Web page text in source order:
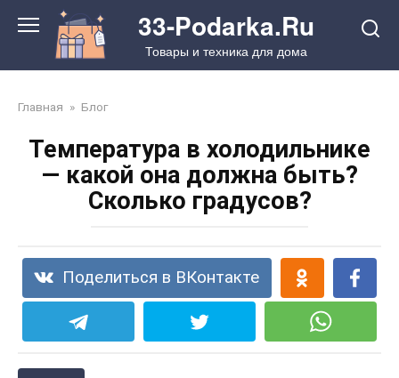
контенту
33-Podarka.Ru
Товары и техника для дома
Главная » Блог
Температура в холодильнике
— какой она должна быть?
Сколько градусов?
Поделиться в ВКонтакте